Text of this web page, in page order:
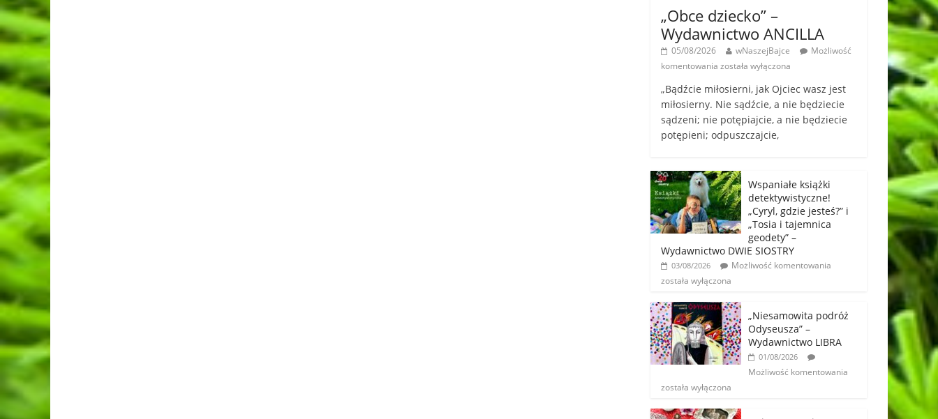
„Obce dziecko” –
Wydawnictwo ANCILLA
05/08/2026 wNaszejBajce
Możliwość
komentowania została wyłączona
„Bądźcie miłosierni, jak Ojciec wasz jest
miłosierny. Nie sądźcie, a nie będziecie
sądzeni; nie potępiajcie, a nie będziecie
potępieni; odpuszczajcie,
Wspaniałe książki
detektywistyczne!
„Cyryl, gdzie jesteś?” i
„Tosia i tajemnica
geodety” –
Wydawnictwo DWIE SIOSTRY
03/08/2026
Możliwość komentowania
została wyłączona
„Niesamowita podróż
Odyseusza” –
Wydawnictwo LIBRA
01/08/2026
Możliwość komentowania
została wyłączona